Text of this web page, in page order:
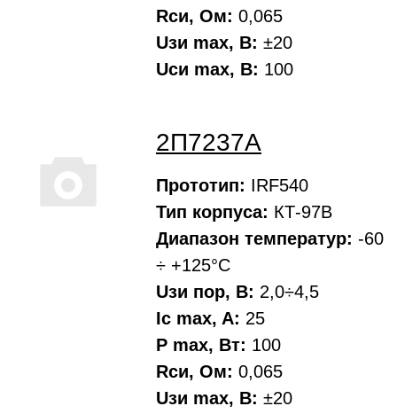
Rси, Oм: 0,065
Uзи max, В: ±20
Uси max, В: 100
2П7237А
Прототип: IRF540
Тип корпуса: КТ-97В
Диапазон температур: -60
÷ +125°С
Uзи пор, В: 2,0÷4,5
Ic max, A: 25
P max, Вт: 100
Rси, Oм: 0,065
Uзи max, В: ±20